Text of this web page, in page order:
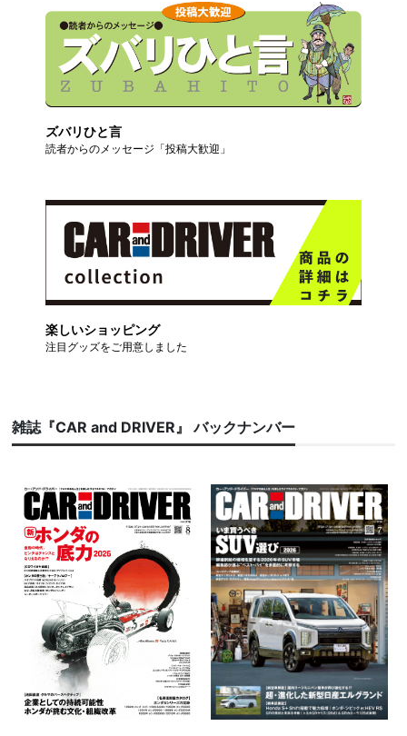
ズバリひと言
読者からのメッセージ「投稿大歓迎」
楽しいショッピング
注目グッズをご用意しました
雑誌『CAR and DRIVER』 バックナンバー